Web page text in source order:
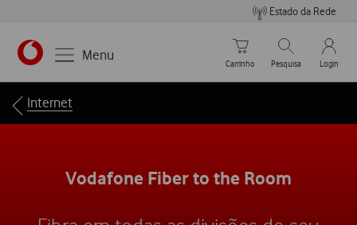
Estado da Rede
Menu
Carrinho de compras
Carrinho
Pesquisar
Pesquisa
My
Login
Breadcrumbs
Internet
Vodafone Fiber to the Room